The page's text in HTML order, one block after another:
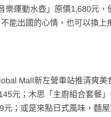
樂運動水壺」原價1,680元
能出國的心情，也可以換
Mall新左營車站推清爽
元；木思「主廚組合套餐
；或是來點日式風味，麵